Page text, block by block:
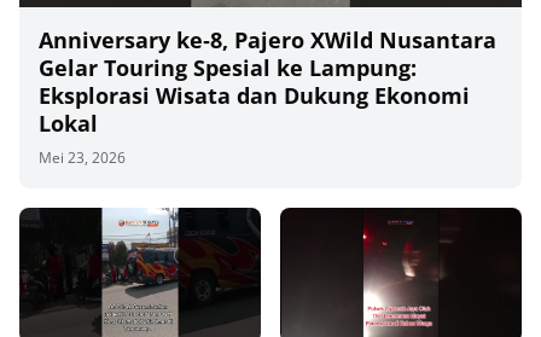
Anniversary ke‑8, Pajero XWild Nusantara
Gelar Touring Spesial ke Lampung:
Eksplorasi Wisata dan Dukung Ekonomi
Lokal
Mei 23, 2026